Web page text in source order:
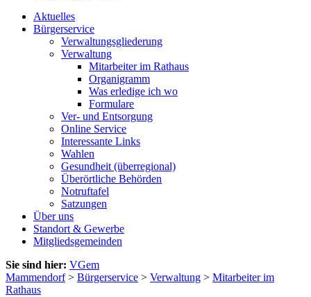
Aktuelles
Bürgerservice
Verwaltungsgliederung
Verwaltung
Mitarbeiter im Rathaus
Organigramm
Was erledige ich wo
Formulare
Ver- und Entsorgung
Online Service
Interessante Links
Wahlen
Gesundheit (überregional)
Überörtliche Behörden
Notruftafel
Satzungen
Über uns
Standort & Gewerbe
Mitgliedsgemeinden
Sie sind hier: VGem
Mammendorf> Bürgerservice > Verwaltung > Mitarbeiter im
Rathaus